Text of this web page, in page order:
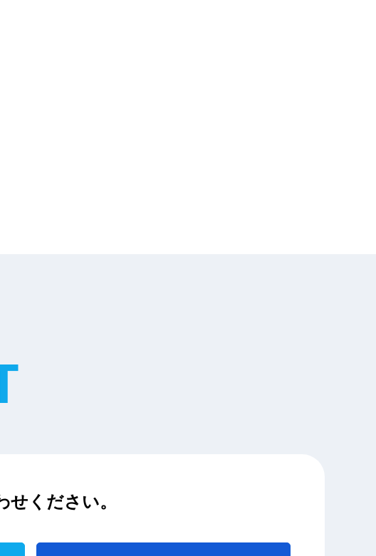
ください。